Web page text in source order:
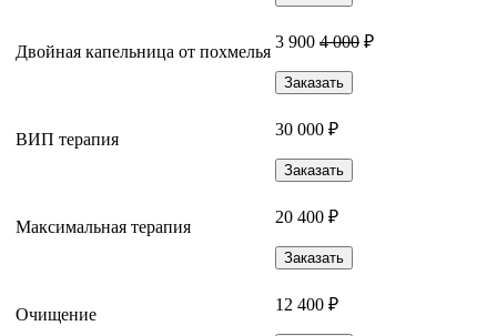
Двойная капельница от похмелья
3 900 4 000 ₽
Заказать
ВИП терапия
30 000 ₽
Заказать
Максимальная терапия
20 400 ₽
Заказать
Очищение
12 400 ₽